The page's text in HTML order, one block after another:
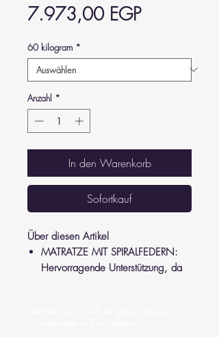
7.973,00 EGPPreis
60 kilogram *
Anzahl *
In den Warenkorb
Sofortkauf
Über diesen Artikel
MATRATZE MIT SPIRALFEDERN:
Hervorragende Unterstützung, da